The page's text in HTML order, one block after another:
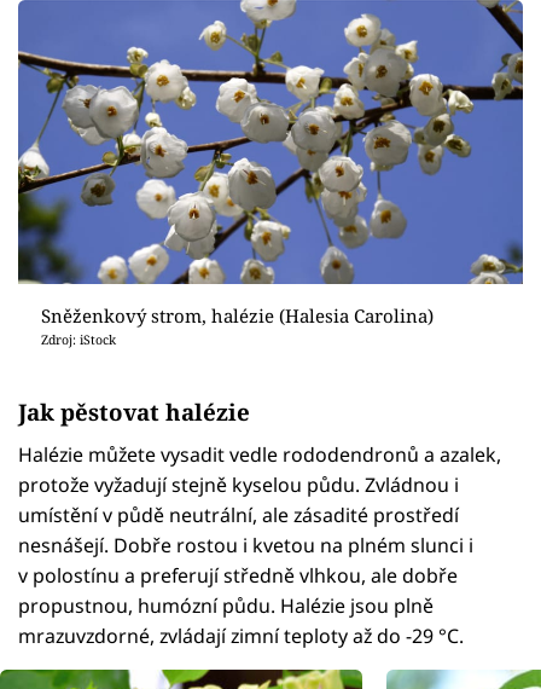
Sněženkový strom, halézie (Halesia Carolina)
Zdroj: iStock
Jak pěstovat halézie
Halézie můžete vysadit vedle rododendronů a azalek,
protože vyžadují stejně kyselou půdu. Zvládnou i
umístění v půdě neutrální, ale zásadité prostředí
nesnášejí. Dobře rostou i kvetou na plném slunci i
v polostínu a preferují středně vlhkou, ale dobře
propustnou, humózní půdu. Halézie jsou plně
mrazuvzdorné, zvládají zimní teploty až do -29 °C.